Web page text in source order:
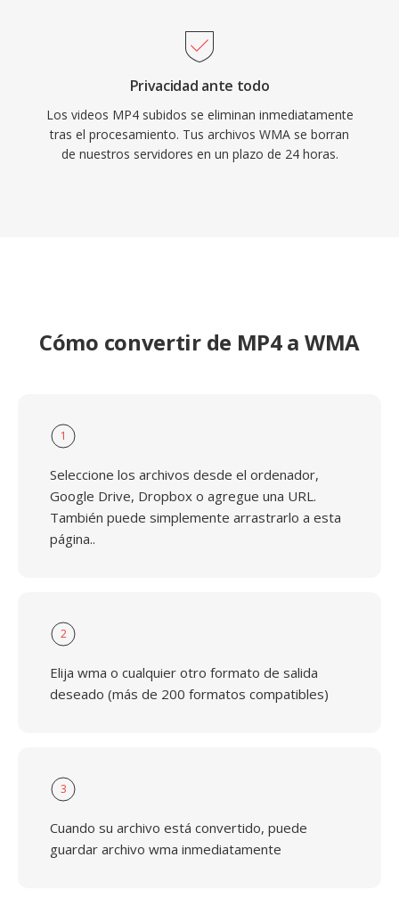
Privacidad ante todo
Los videos MP4 subidos se eliminan inmediatamente
tras el procesamiento. Tus archivos WMA se borran
de nuestros servidores en un plazo de 24 horas.
Cómo convertir de MP4 a WMA
1
Seleccione los archivos desde el ordenador,
Google Drive, Dropbox o agregue una URL.
También puede simplemente arrastrarlo a esta
página..
2
Elija wma o cualquier otro formato de salida
deseado (más de 200 formatos compatibles)
3
Cuando su archivo está convertido, puede
guardar archivo wma inmediatamente